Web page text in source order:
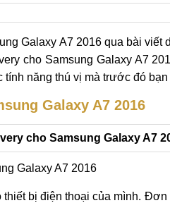
Galaxy A7 2016 qua bài viết
cho Samsung Galaxy A7
năng thú vị mà trước đó
Galaxy A7 2016
Galaxy A7 2016
bị điện thoại của mình.